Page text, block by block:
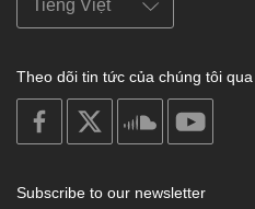
Theo dõi tin tức của chúng tôi qua
on
facebook
on
on
soundcloud
Subscribe to our newsletter